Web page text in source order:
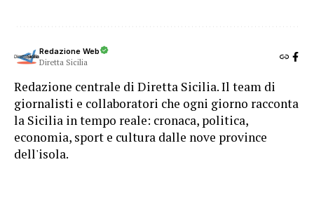
Redazione Web
Diretta Sicilia
Redazione centrale di Diretta Sicilia. Il team di
giornalisti e collaboratori che ogni giorno racconta
la Sicilia in tempo reale: cronaca, politica,
economia, sport e cultura dalle nove province
dell'isola.